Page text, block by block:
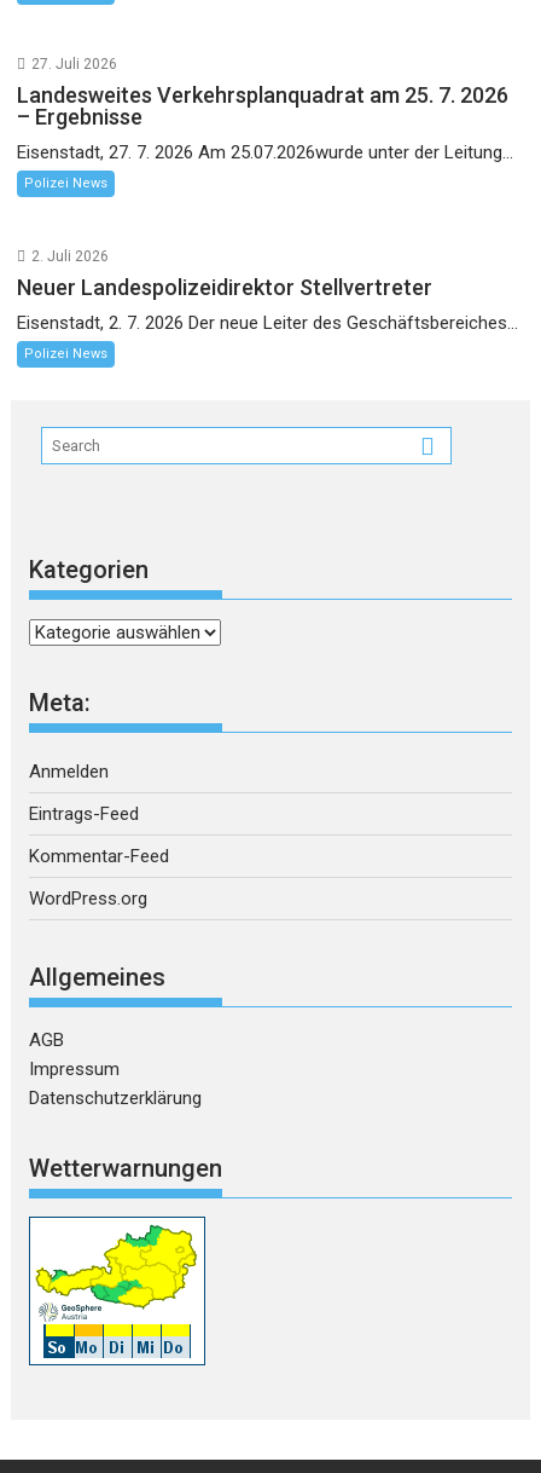
27. Juli 2026
Landesweites Verkehrsplanquadrat am 25. 7. 2026
– Ergebnisse
Eisenstadt, 27. 7. 2026 Am 25.07.2026wurde unter der Leitung...
Polizei News
2. Juli 2026
Neuer Landespolizeidirektor Stellvertreter
Eisenstadt, 2. 7. 2026 Der neue Leiter des Geschäftsbereiches...
Polizei News
Kategorien
Kategorien
Meta:
Anmelden
Eintrags-Feed
Kommentar-Feed
WordPress.org
Allgemeines
AGB
Impressum
Datenschutzerklärung
Wetterwarnungen